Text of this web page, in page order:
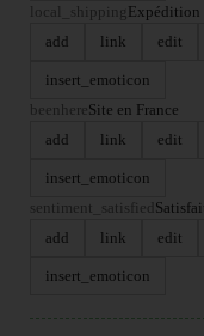
local_shipping Expédition
add
link edit
insert_emoticon
beenhereSite en France
add
link edit
insert_emoticon
sentiment_satisfied
add
link edit
insert_emoticon